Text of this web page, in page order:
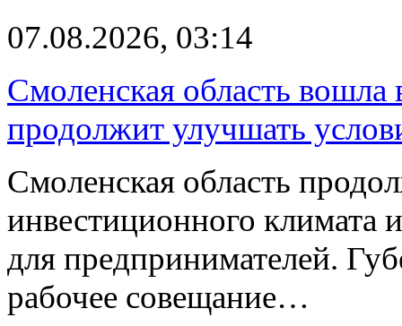
07.08.2026, 03:14
Смоленская область
продолжит улучшать
Смоленская область
инвестиционного климата
для предпринимателей.
рабочее совещание…